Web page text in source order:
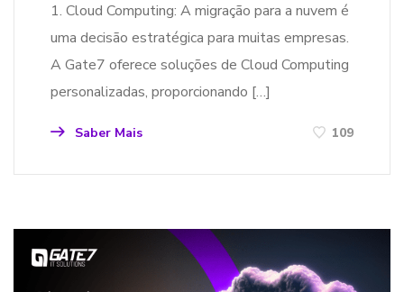
1. Cloud Computing: A migração para a nuvem é
uma decisão estratégica para muitas empresas.
A Gate7 oferece soluções de Cloud Computing
personalizadas, proporcionando […]
Saber Mais 109